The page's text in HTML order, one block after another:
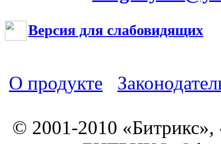
Версия для слабовидящих
О продукте
© 2001-2010 «Битрикс»,